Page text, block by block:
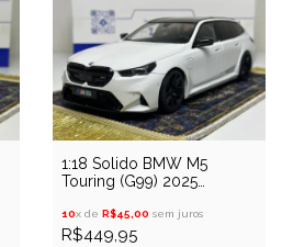
1:18 Solido BMW M5
Touring (G99) 2025
10x de R$45,00 sem juros
R$449,95